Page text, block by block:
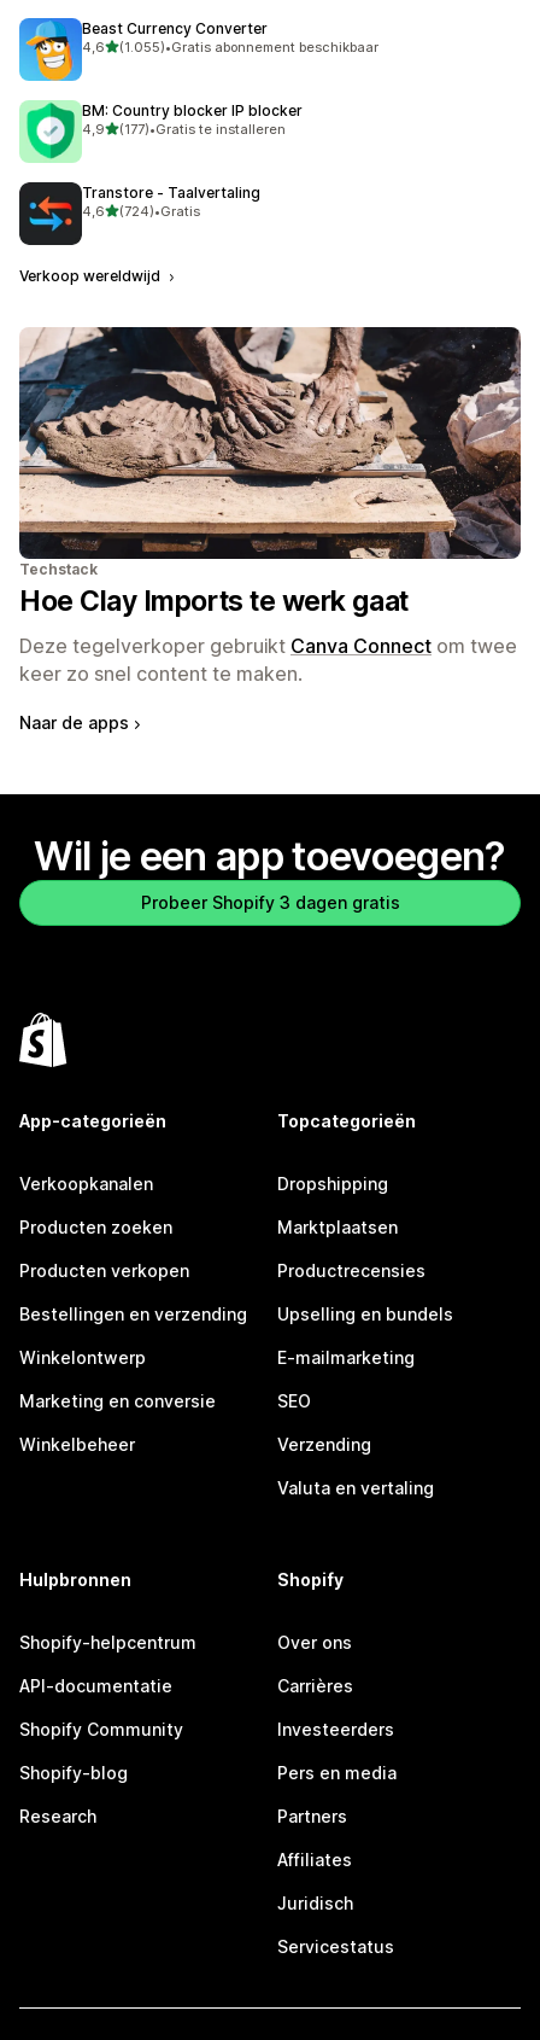
Beast Currency Converter
4,6van 5 sterren
(1.055)
1055 recensies in totaal
•Gratis abonnement beschikbaar
BM: Country blocker IP blocker
4,9van 5 sterren
(177)
177 recensies in totaal
•Gratis te installeren
Transtore ‑ Taalvertaling
4,6van 5 sterren
(724)
724 recensies in totaal
•Gratis
Verkoop wereldwijd
Techstack
Hoe Clay Imports te werk gaat
Deze tegelverkoper gebruikt Canva Connect om twee
keer zo snel content te maken.
Naar de apps
Wil je een app toevoegen?
Probeer Shopify 3 dagen gratis
App-categorieën
Verkoopkanalen
Producten zoeken
Producten verkopen
Bestellingen en verzending
Winkelontwerp
Marketing en conversie
Winkelbeheer
Topcategorieën
Dropshipping
Marktplaatsen
Productrecensies
Upselling en bundels
E-mailmarketing
SEO
Verzending
Valuta en vertaling
Hulpbronnen
Shopify-helpcentrum
API-documentatie
Shopify Community
Shopify-blog
Research
Shopify
Over ons
Carrières
Investeerders
Pers en media
Partners
Affiliates
Juridisch
Servicestatus